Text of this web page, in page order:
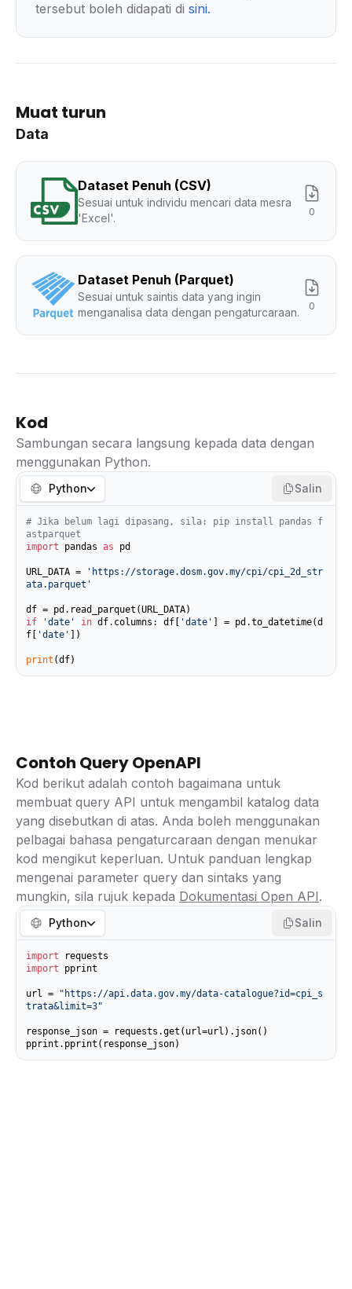
tersebut boleh didapati di sini.
Muat turun
Data
Dataset Penuh (CSV)
Sesuai untuk individu mencari data mesra
'Excel'.
0
Dataset Penuh (Parquet)
Sesuai untuk saintis data yang ingin
menganalisa data dengan pengaturcaraan.
0
Kod
Sambungan secara langsung kepada data dengan
menggunakan Python.
Python Salin
# Jika belum lagi dipasang, sila: pip install pandas f
astparquet
import pandas as pd
URL_DATA =
'https://storage.dosm.gov.my/cpi/cpi_2d_str
ata.parquet'
if
'date' in df.columns: df[ 'date'
] = pd.to_datetime(d
f[
'date' ])
print (df)
Contoh Query OpenAPI
Kod berikut adalah contoh bagaimana untuk
membuat query API untuk mengambil katalog data
yang disebutkan di atas. Anda boleh menggunakan
pelbagai bahasa pengaturcaraan dengan menukar
kod mengikut keperluan. Untuk panduan lengkap
mengenai parameter query dan sintaks yang
mungkin, sila rujuk kepada Dokumentasi Open API.
Python Salin
import
import pprint
url =
"https://api.data.gov.my/data-catalogue?id=cpi_s
trata&limit=3"
response_json = requests.get(url=url).json()
pprint.pprint(response_json)